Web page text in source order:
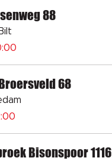
88
68
Bisonspoor 1116